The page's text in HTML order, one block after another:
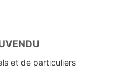
et de particuliers